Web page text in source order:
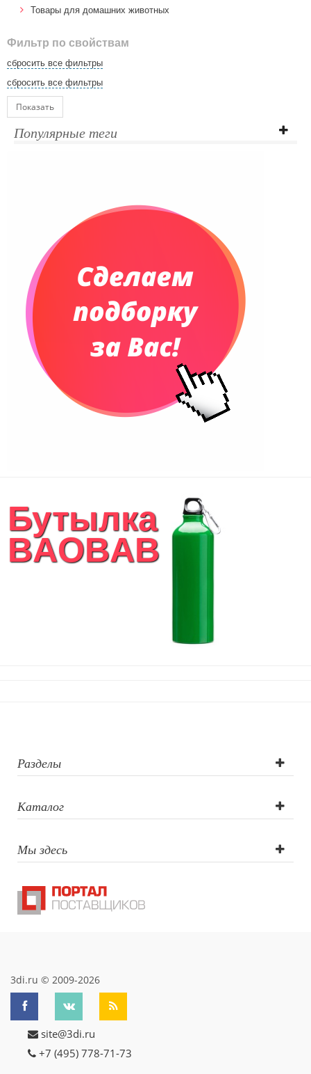
Товары для домашних животных
Фильтр по свойствам
сбросить все фильтры
сбросить все фильтры
Показать
Популярные теги
Бутылка
BAOBAB
Разделы
Каталог
Мы здесь
3di.ru © 2009-2026
site@3di.ru
+7 (495) 778-71-73